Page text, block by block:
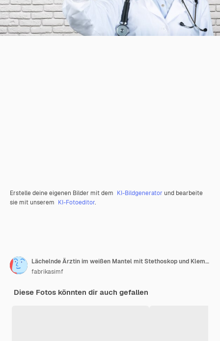
Erstelle deine eigenen Bilder mit dem KI-Bildgenerator und bearbeite
sie mit unserem KI-Fotoeditor.
Lächelnde Ärztin im weißen Mantel mit Stethoskop und Klemmbrett Finger zeigend
fabrikasimf
Diese Fotos könnten dir auch gefallen